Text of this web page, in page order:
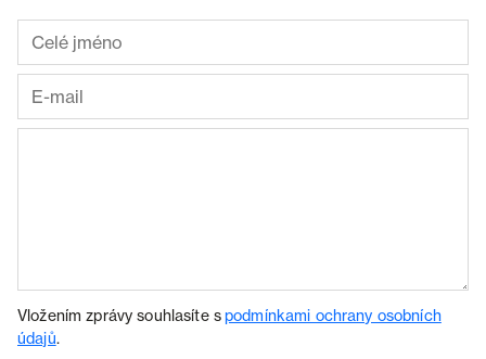
Vložením zprávy souhlasíte spodmínkami ochrany osobních
údajů.